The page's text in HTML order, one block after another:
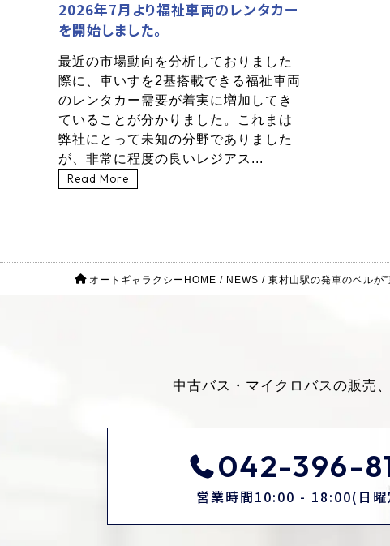
2026年7月より福祉車両のレンタカー
を開始しました。
最近の市場動向を分析しておりました
際に、車いすを2基搭載できる福祉車両
のレンタカー需要が着実に増加してき
ていることが分かりました。これまは
弊社にとって未知の分野でありました
が、非常に程度の良いレジアス...
Read More
オートギャラクシーHOME / NEWS / 東村山駅の発車のベルが
中古バス・マイクロバスの販売
042-396-
営業時間10:00 - 18:00(日